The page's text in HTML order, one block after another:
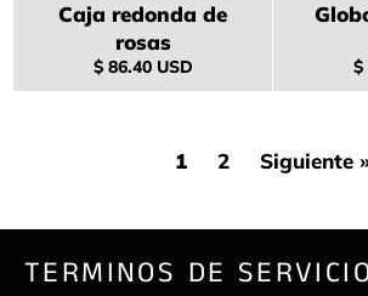
Caja redonda de
rosas
Precio
habitual
$ 86.40 USD $
1 2 Siguiente
TERMINOS DE SERVICIO